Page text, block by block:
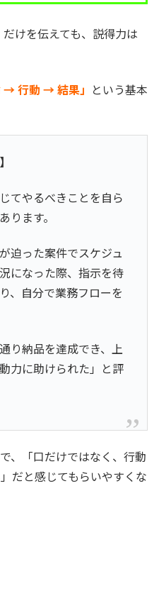
けを伝えても、説得力は
→ 行動 → 結果」 という基本
てやるべきことを自ら
ります。
迫った案件でスケジュ
になった際、指示を待
、自分で業務フローを
り納品を達成でき、上
力に助けられた」と評
、「口だけではなく、行動
だと感じてもらいやすくな